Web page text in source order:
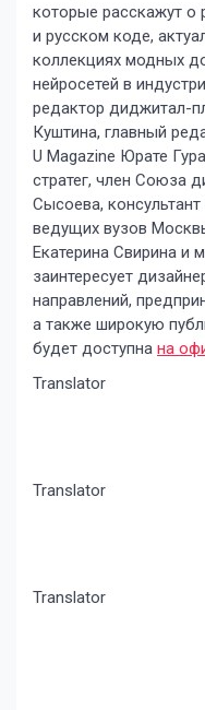
которые расскажут о
и русском коде,
коллекциях модных
нейросетей в
редактор диджитал-
Куштина, главный
U Magazine Юрате
стратег, член Союза
Сысоева,
ведущих вузов
Екатерина Свирина и
заинтересует
направлений,
а также широкую
будет доступна на
Translator
Translator
Translator